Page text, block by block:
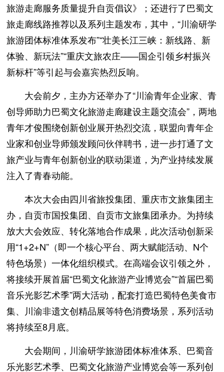
旅游走廊服务质量提升自贡倡议》；还进行了巴蜀文
旅走廊线路推荐以及系列主题发布，其中，“川渝研学
旅游团体标准体系发布”“壮美长江三峡：新线路、新
体验、新玩法”“重庆文旅农庄——国企引领乡村振兴
新标杆”等引起与会嘉宾热烈反响。
大会前夕，主办方还举办了“川渝青年企业家、青
创导师助力巴蜀文化旅游走廊建设主题交流会”，两地
青年才俊围绕创新创业展开热烈交流，联盟向青年企
业家和创业导师颁发顾问伙伴聘书，进一步打通了文
旅产业与青年创新创业的联动渠道，为产业持续发展
注入了青春动能。
本次大会由四川省旅投集团、重庆市文旅集团主
办，自贡市国投集团、自贡市文旅集团承办。为持续
放大大会效应、转化落地合作成果，此次活动创新采
用“1+2+N”（即一个核心平台、两大赋能活动、N个
特色场景）一体化组织模式。在高端会议引领之外，
将接续开展首届“巴蜀文化旅游产业博览会”“首届巴蜀
音乐光影艺术季”两大活动，配套打造巴蜀特色美食市
集、川渝非遗文创精品展等特色消费场景，系列活动
将持续至8月底。
大会期间，川渝研学旅游团体标准体系、巴蜀音
乐光影艺术季、巴蜀文化旅游产业博览会等一系列创